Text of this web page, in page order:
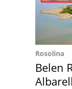
Rosolina
Belen